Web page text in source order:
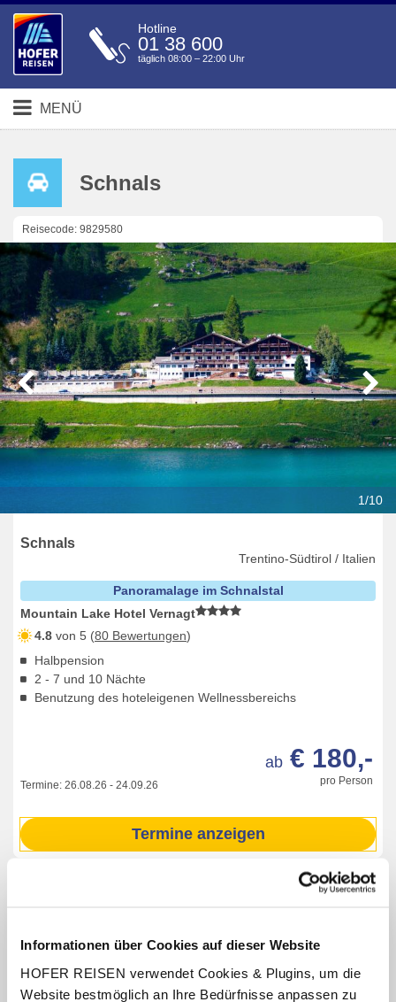
Informationen über Cookies auf dieser Website
HOFER REISEN verwendet Cookies & Plugins, um die
Website bestmöglich an Ihre Bedürfnisse anpassen zu
Hotline
01 38 600
täglich 08:00 – 22:00 Uhr
MENÜ
Schnals
Reisecode: 9829580
1/10
Schnals
Trentino-Südtirol / Italien
Panoramalage im Schnalstal
Mountain Lake Hotel Vernagt
4.8 von 5 (80 Bewertungen)
Halbpension
2 - 7 und 10 Nächte
Benutzung des hoteleigenen Wellnessbereichs
Termine: 26.08.26 - 24.09.26 pro Person
ab € 180,-
Termine anzeigen
2 - 7 und 10 x Übernachtung im Mountain Lake Hotel
Vernagt
Verpflegung: Halbpension mit Frühstücksbuffet, abends